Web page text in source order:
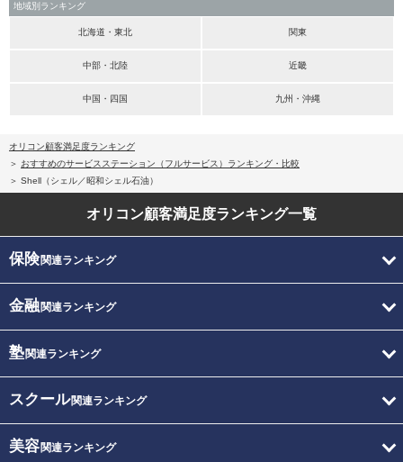
地域別ランキング
北海道・東北 関東
中部・北陸 近畿
中国・四国 九州・沖縄
オリコン顧客満足度ランキング
おすすめのサービスステーション（フルサービス）ランキング・比較
Shell（シェル／昭和シェル石油）
オリコン顧客満足度ランキング一覧
保険関連ランキング
金融関連ランキング
塾関連ランキング
スクール関連ランキング
美容関連ランキング